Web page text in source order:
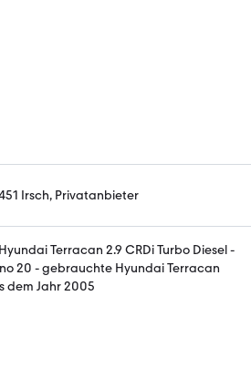
Irsch, Privatanbieter